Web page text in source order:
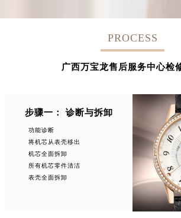
PROCESS
广西万宝龙售后服务中心检
步骤一： 诊断与拆卸
功能诊断
将机芯从表壳移出
机芯全面拆卸
所有机芯零件清洁
表壳全面拆卸